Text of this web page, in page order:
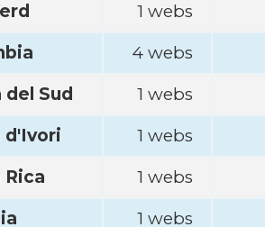
1 webs
4 webs
del Sud
1 webs
d'Ivori
1 webs
Rica
1 webs
1 webs